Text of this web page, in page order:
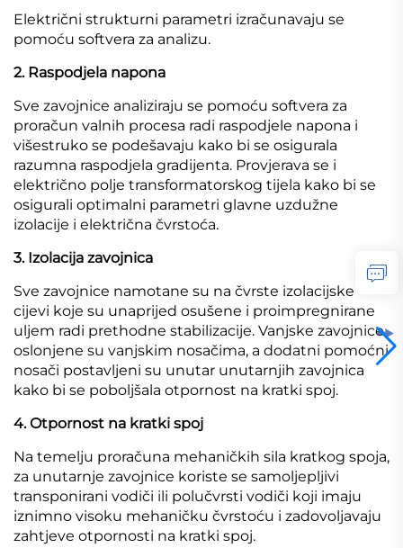
Električni strukturni parametri izračunavaju se
pomoću softvera za analizu.
2. Raspodjela napona
Sve zavojnice analiziraju se pomoću softvera za
proračun valnih procesa radi raspodjele napona i
višestruko se podešavaju kako bi se osigurala
razumna raspodjela gradijenta. Provjerava se i
električno polje transformatorskog tijela kako bi se
osigurali optimalni parametri glavne uzdužne
izolacije i električna čvrstoća.
3. Izolacija zavojnica
Sve zavojnice namotane su na čvrste izolacijske
cijevi koje su unaprijed osušene i proimpregnirane
uljem radi prethodne stabilizacije. Vanjske zavojnice
oslonjene su vanjskim nosačima, a dodatni pomoćni
nosači postavljeni su unutar unutarnjih zavojnica
kako bi se poboljšala otpornost na kratki spoj.
4. Otpornost na kratki spoj
Na temelju proračuna mehaničkih sila kratkog spoja,
za unutarnje zavojnice koriste se samoljepljivi
transponirani vodiči ili polučvrsti vodiči koji imaju
iznimno visoku mehaničku čvrstoću i zadovoljavaju
zahtjeve otpornosti na kratki spoj.